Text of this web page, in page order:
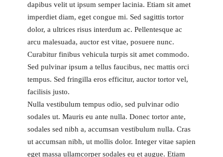
dapibus velit ut ipsum semper lacinia. Etiam sit amet
imperdiet diam, eget congue mi. Sed sagittis tortor
dolor, a ultrices risus interdum ac. Pellentesque ac
arcu malesuada, auctor est vitae, posuere nunc.
Curabitur finibus vehicula turpis sit amet commodo.
Sed pulvinar ipsum a tellus faucibus, nec mattis orci
tempus. Sed fringilla eros efficitur, auctor tortor vel,
facilisis justo.
Nulla vestibulum tempus odio, sed pulvinar odio
sodales ut. Mauris eu ante nulla. Donec tortor ante,
sodales sed nibh a, accumsan vestibulum nulla. Cras
ut accumsan nibh, ut mollis dolor. Integer vitae sapien
eget massa ullamcorper sodales eu et augue. Etiam